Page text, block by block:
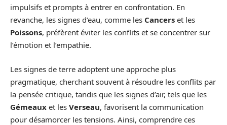
impulsifs et prompts à entrer en confrontation. En
revanche, les signes d’eau, comme les Cancers et les
Poissons, préfèrent éviter les conflits et se concentrer sur
l’émotion et l’empathie.
Les signes de terre adoptent une approche plus
pragmatique, cherchant souvent à résoudre les conflits par
la pensée critique, tandis que les signes d’air, tels que les
Gémeaux et les Verseau, favorisent la communication
pour désamorcer les tensions. Ainsi, comprendre ces